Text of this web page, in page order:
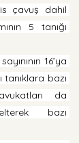
çavuş dahil
5 tanığı
16’ya
bazı
da
bazı